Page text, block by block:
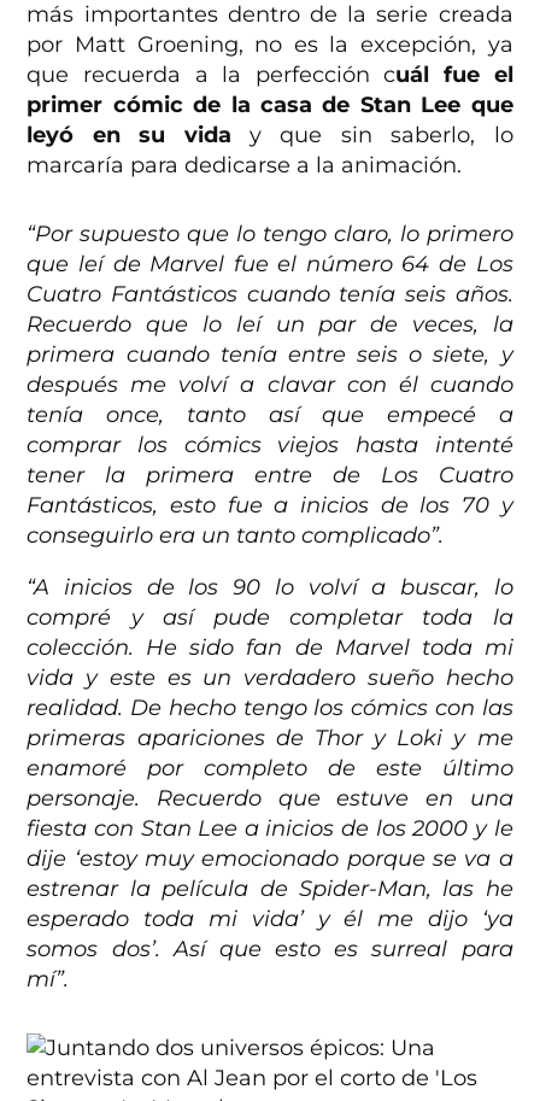
más importantes dentro de la serie creada
por Matt Groening, no es la excepción, ya
que recuerda a la perfección cuál fue el
primer cómic de la casa de Stan Lee que
leyó en su vida y que sin saberlo, lo
marcaría para dedicarse a la animación.
“Por supuesto que lo tengo claro, lo primero
que leí de Marvel fue el número 64 de Los
Cuatro Fantásticos cuando tenía seis años.
Recuerdo que lo leí un par de veces, la
primera cuando tenía entre seis o siete, y
después me volví a clavar con él cuando
tenía once, tanto así que empecé a
comprar los cómics viejos hasta intenté
tener la primera entre de Los Cuatro
Fantásticos, esto fue a inicios de los 70 y
conseguirlo era un tanto complicado”.
“A inicios de los 90 lo volví a buscar, lo
compré y así pude completar toda la
colección. He sido fan de Marvel toda mi
vida y este es un verdadero sueño hecho
realidad. De hecho tengo los cómics con las
primeras apariciones de Thor y Loki y me
enamoré por completo de este último
personaje. Recuerdo que estuve en una
fiesta con Stan Lee a inicios de los 2000 y le
dije ‘estoy muy emocionado porque se va a
estrenar la película de Spider-Man, las he
esperado toda mi vida’ y él me dijo ‘ya
somos dos’. Así que esto es surreal para
mí”.